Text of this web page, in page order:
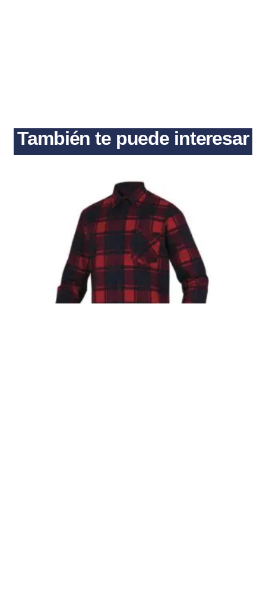
También te puede interesar